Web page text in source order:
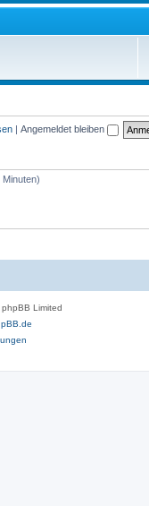
| Angemeldet bleiben
Limited